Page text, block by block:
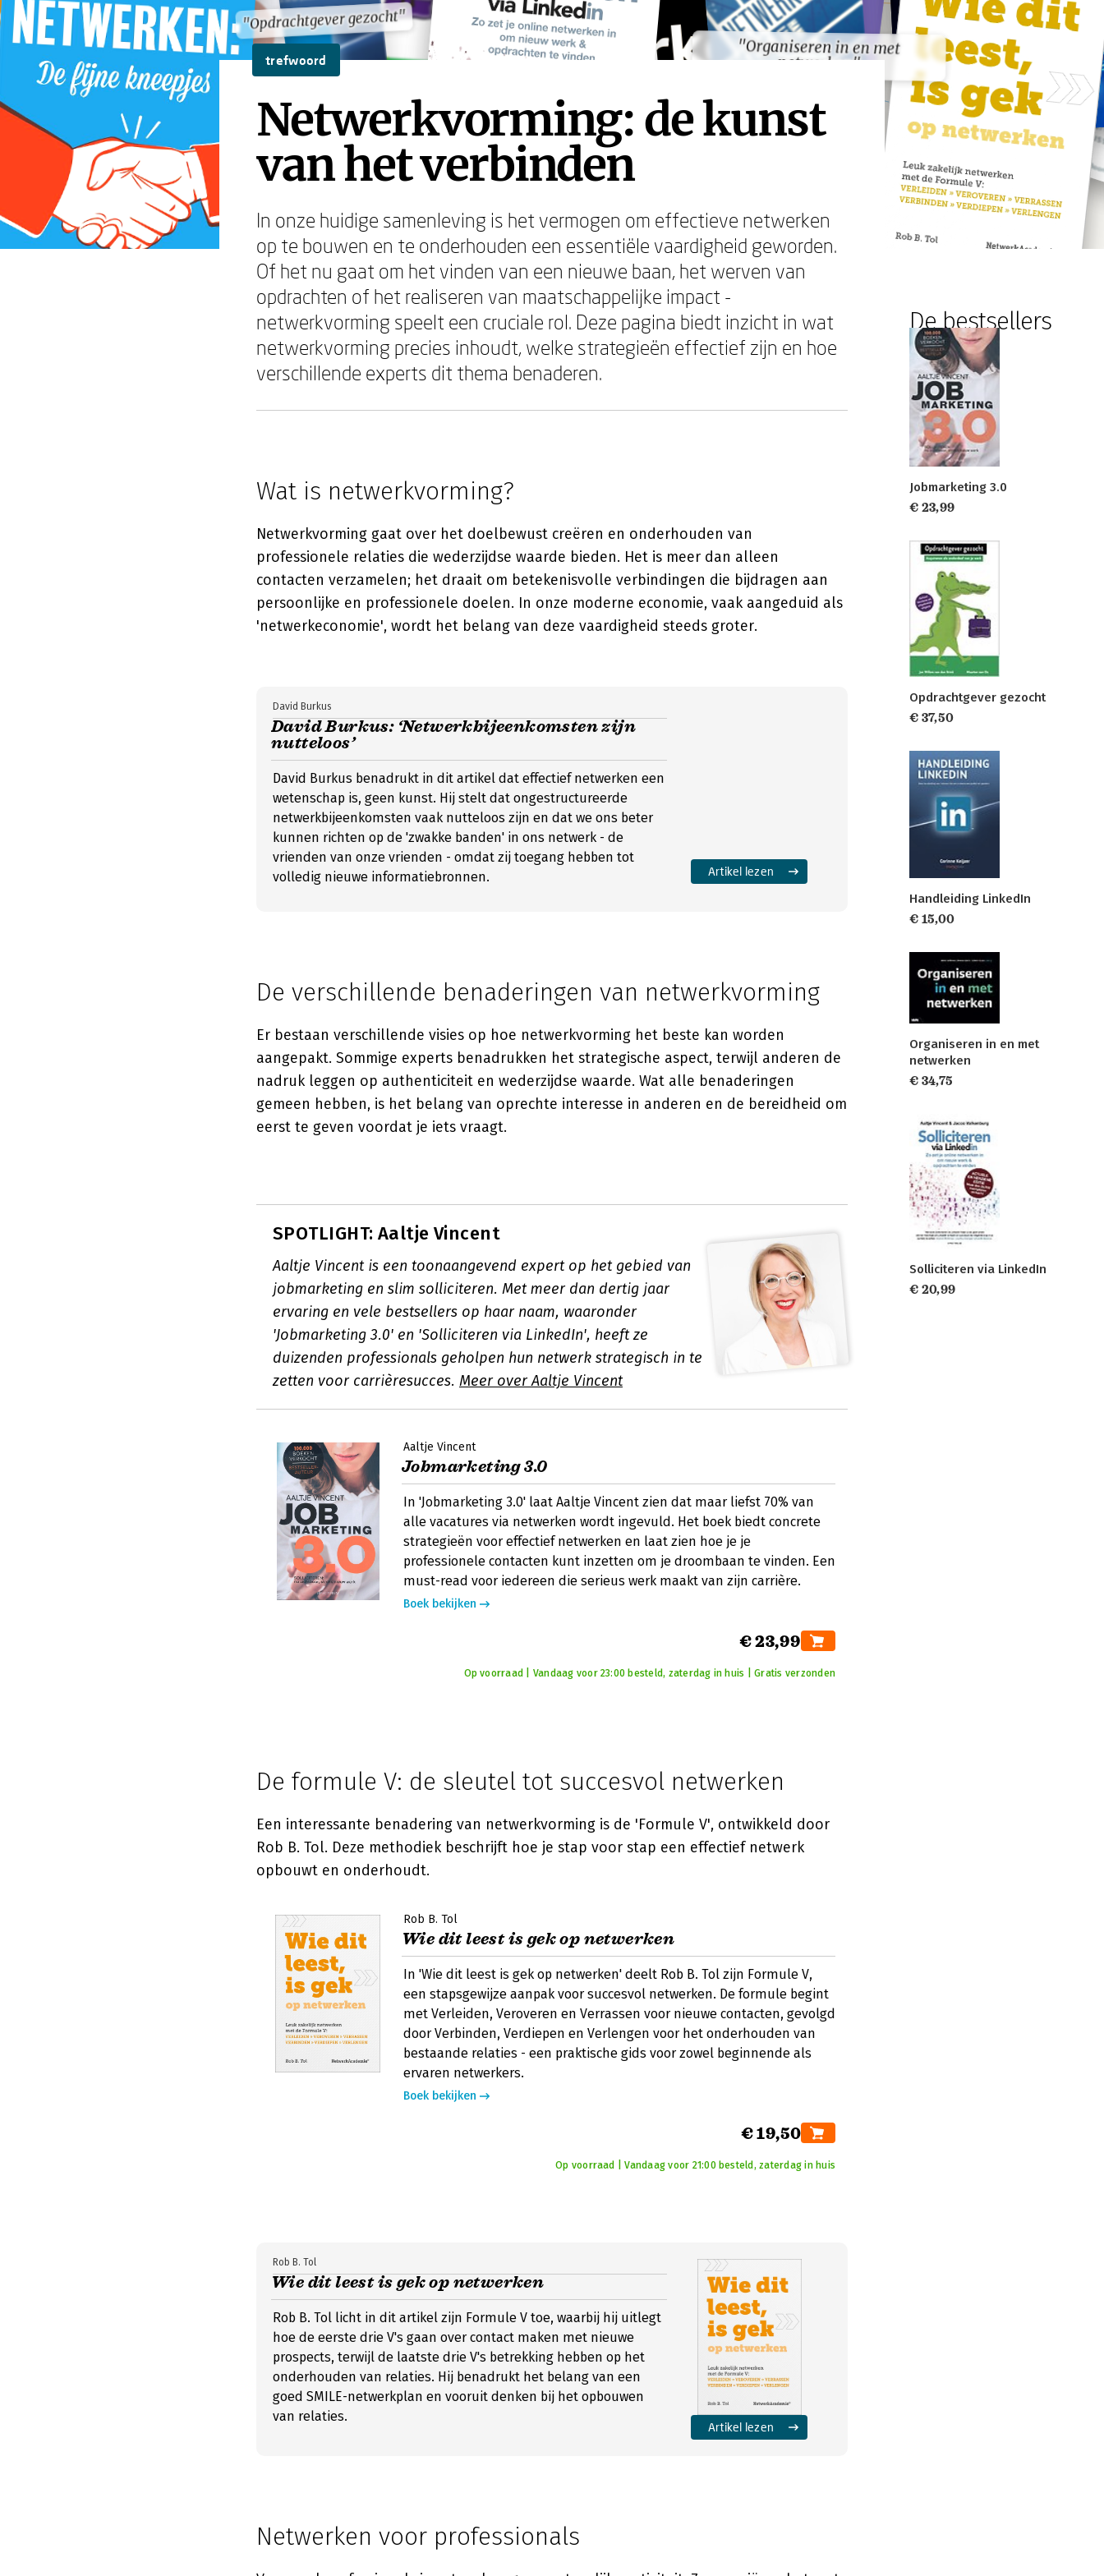
"Opdrachtgever gezocht"
"Organiseren in en met
netwerken"
"Opdrachtgever gezocht"
"Organiseren in en met
netwerken"
trefwoord
Netwerkvorming: de kunst
van het verbinden
In onze huidige samenleving is het vermogen om effectieve netwerken
op te bouwen en te onderhouden een essentiële vaardigheid geworden.
Of het nu gaat om het vinden van een nieuwe baan, het werven van
opdrachten of het realiseren van maatschappelijke impact -
netwerkvorming speelt een cruciale rol. Deze pagina biedt inzicht in wat
netwerkvorming precies inhoudt, welke strategieën effectief zijn en hoe
verschillende experts dit thema benaderen.
Wat is netwerkvorming?
Netwerkvorming gaat over het doelbewust creëren en onderhouden van
professionele relaties die wederzijdse waarde bieden. Het is meer dan alleen
contacten verzamelen; het draait om betekenisvolle verbindingen die bijdragen aan
persoonlijke en professionele doelen. In onze moderne economie, vaak aangeduid als
'netwerkeconomie', wordt het belang van deze vaardigheid steeds groter.
David Burkus: ‘Netwerkbijeenkomsten zijn
nutteloos’
David Burkus
David Burkus benadrukt in dit artikel dat effectief netwerken een
wetenschap is, geen kunst. Hij stelt dat ongestructureerde
netwerkbijeenkomsten vaak nutteloos zijn en dat we ons beter
kunnen richten op de 'zwakke banden' in ons netwerk - de
vrienden van onze vrienden - omdat zij toegang hebben tot
volledig nieuwe informatiebronnen.
Artikel lezen
De verschillende benaderingen van netwerkvorming
Er bestaan verschillende visies op hoe netwerkvorming het beste kan worden
aangepakt. Sommige experts benadrukken het strategische aspect, terwijl anderen de
nadruk leggen op authenticiteit en wederzijdse waarde. Wat alle benaderingen
gemeen hebben, is het belang van oprechte interesse in anderen en de bereidheid om
eerst te geven voordat je iets vraagt.
SPOTLIGHT: Aaltje Vincent
Aaltje Vincent is een toonaangevend expert op het gebied van
jobmarketing en slim solliciteren. Met meer dan dertig jaar
ervaring en vele bestsellers op haar naam, waaronder
'Jobmarketing 3.0' en 'Solliciteren via LinkedIn', heeft ze
duizenden professionals geholpen hun netwerk strategisch in te
zetten voor carrièresucces. Meer over Aaltje Vincent
Aaltje Vincent
Jobmarketing 3.0
In 'Jobmarketing 3.0' laat Aaltje Vincent zien dat maar liefst 70% van
alle vacatures via netwerken wordt ingevuld. Het boek biedt concrete
strategieën voor effectief netwerken en laat zien hoe je je
professionele contacten kunt inzetten om je droombaan te vinden. Een
must-read voor iedereen die serieus werk maakt van zijn carrière.
Boek bekijken
€ 23,99
Op voorraad | Vandaag voor 23:00 besteld, zaterdag in huis | Gratis verzonden
De formule V: de sleutel tot succesvol netwerken
Een interessante benadering van netwerkvorming is de 'Formule V', ontwikkeld door
Rob B. Tol. Deze methodiek beschrijft hoe je stap voor stap een effectief netwerk
opbouwt en onderhoudt.
Rob B. Tol
Wie dit leest is gek op netwerken
In 'Wie dit leest is gek op netwerken' deelt Rob B. Tol zijn Formule V,
een stapsgewijze aanpak voor succesvol netwerken. De formule begint
met Verleiden, Veroveren en Verrassen voor nieuwe contacten, gevolgd
door Verbinden, Verdiepen en Verlengen voor het onderhouden van
bestaande relaties - een praktische gids voor zowel beginnende als
ervaren netwerkers.
Boek bekijken
€ 19,50
Op voorraad | Vandaag voor 21:00 besteld, zaterdag in huis
Wie dit leest is gek op netwerken
Rob B. Tol
Rob B. Tol licht in dit artikel zijn Formule V toe, waarbij hij uitlegt
hoe de eerste drie V's gaan over contact maken met nieuwe
prospects, terwijl de laatste drie V's betrekking hebben op het
onderhouden van relaties. Hij benadrukt het belang van een
goed SMILE-netwerkplan en vooruit denken bij het opbouwen
van relaties.
Artikel lezen
Netwerken voor professionals
De bestsellers
Jobmarketing 3.0
€ 23,99
Opdrachtgever gezocht
€ 37,50
Handleiding LinkedIn
€ 15,00
Organiseren in en met
netwerken
€ 34,75
Solliciteren via LinkedIn
€ 20,99